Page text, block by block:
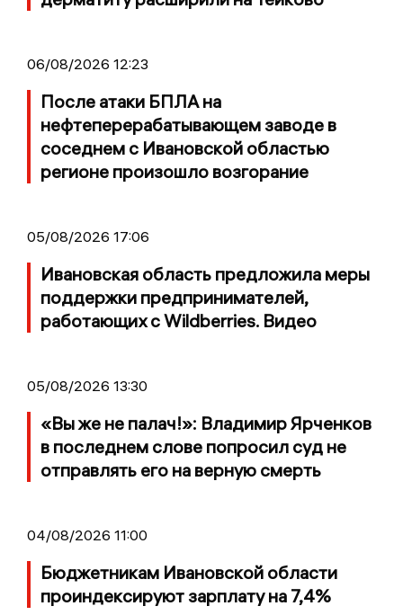
06/08/2026 12:23
После атаки БПЛА на
нефтеперерабатывающем заводе в
соседнем с Ивановской областью
регионе произошло возгорание
05/08/2026 17:06
Ивановская область предложила меры
поддержки предпринимателей,
работающих с Wildberries. Видео
05/08/2026 13:30
«Вы же не палач!»: Владимир Ярченков
в последнем слове попросил суд не
отправлять его на верную смерть
04/08/2026 11:00
Бюджетникам Ивановской области
проиндексируют зарплату на 7,4%